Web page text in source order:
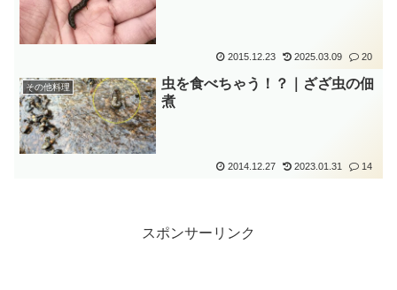
2015.12.23 2025.03.09 20
その他料理
虫を食べちゃう！？｜ざざ虫の佃
煮
2014.12.27 2023.01.31 14
スポンサーリンク